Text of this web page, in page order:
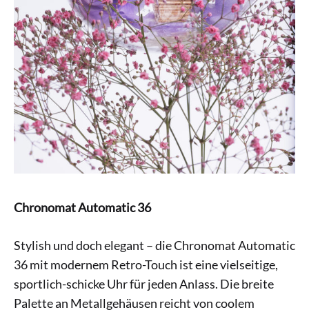
Chronomat Automatic 36
Stylish und doch elegant – die Chronomat Automatic
36 mit modernem Retro-Touch ist eine vielseitige,
sportlich-schicke Uhr für jeden Anlass. Die breite
Palette an Metallgehäusen reicht von coolem